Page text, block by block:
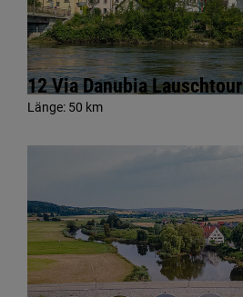
12 Via Danubia Lauschtour
Länge: 50 km